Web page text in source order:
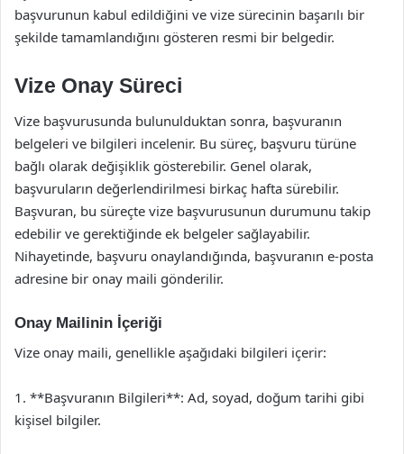
başvurunun kabul edildiğini ve vize sürecinin başarılı bir
şekilde tamamlandığını gösteren resmi bir belgedir.
Vize Onay Süreci
Vize başvurusunda bulunulduktan sonra, başvuranın
belgeleri ve bilgileri incelenir. Bu süreç, başvuru türüne
bağlı olarak değişiklik gösterebilir. Genel olarak,
başvuruların değerlendirilmesi birkaç hafta sürebilir.
Başvuran, bu süreçte vize başvurusunun durumunu takip
edebilir ve gerektiğinde ek belgeler sağlayabilir.
Nihayetinde, başvuru onaylandığında, başvuranın e-posta
adresine bir onay maili gönderilir.
Onay Mailinin İçeriği
Vize onay maili, genellikle aşağıdaki bilgileri içerir:
1. **Başvuranın Bilgileri**: Ad, soyad, doğum tarihi gibi
kişisel bilgiler.